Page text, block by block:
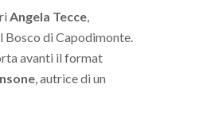
Angela Tecce,
Bosco di Capodimonte.
avanti il format
, autrice di un